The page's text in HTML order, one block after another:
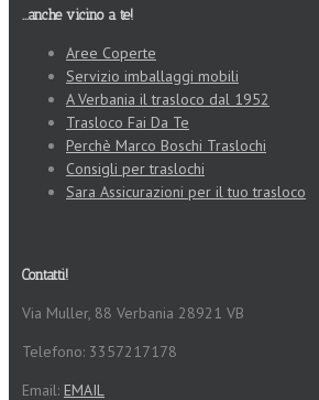
...anche vicino a te!
Aree Coperte
Servizio imballaggi mobili
A Verbania il trasloco dal 1952
Trasloco Fai Da Te
Perchè Marco Boschi Traslochi
Consigli per traslochi
Sara Assicurazioni per il tuo trasloco
Contatti!
Via Muller, 88 Verbania 28921 VB
Telefono: 3357217178
Email: EMAIL